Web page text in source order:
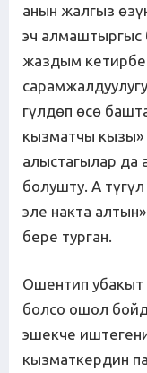
анын жалгыз
эч алмаштыргыс
жаздым
гүлдөп өсө
кызматчы
алыстагылар да
болушту. А
эле накта
бере турган.
Ошентип
болсо ошол
эшекче
кызматкердин